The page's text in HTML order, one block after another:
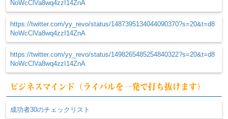
NoWcClVa8wq4zzI14ZnA
https://twitter.com/yy_revo/status/1487395134044090370?s=20&t=d8
NoWcClVa8wq4zzI14ZnA
https://twitter.com/yy_revo/status/1498265485254840322?s=20&t=d8
NoWcClVa8wq4zzI14ZnA
ビジネスマインド（ライバルを一発で打ち抜けます）
成功者30のチェックリスト